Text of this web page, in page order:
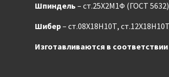
Шпиндель – ст.25Х2М1Ф (ГОСТ
Шибер– ст.08Х18Н10Т,
Изготавливаются в соответствии